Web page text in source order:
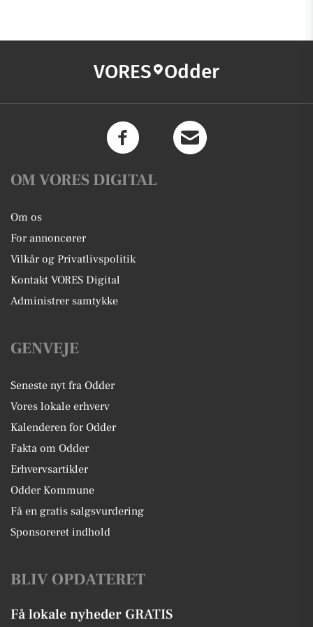
VORES Odder
OM VORES DIGITAL
Om os
For annoncører
Vilkår og Privatlivspolitik
Kontakt VORES Digital
Administrer samtykke
GENVEJE
Seneste nyt fra Odder
Vores lokale erhverv
Kalenderen for Odder
Fakta om Odder
Erhvervsartikler
Odder Kommune
Få en gratis salgsvurdering
Sponsoreret indhold
BLIV OPDATERET
Få lokale nyheder GRATIS